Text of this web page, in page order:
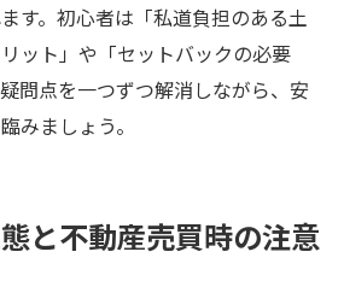
す。初心者は「私道負担のある土
ット」や「セットバックの必要
問点を一つずつ解消しながら、安
みましょう。
と不動産売買時の注意